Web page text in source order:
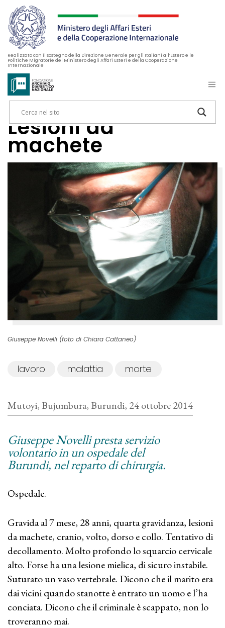
Realizzato con il sostegno della Direzione Generale per gli Italiani all’Estero e le
Politiche Migratorie del Ministero degli Affari Esteri e della Cooperazione
Internazionale
Lesioni da
machete
Giuseppe Novelli (foto di Chiara Cattaneo)
lavoro malattia morte
Mutoyi, Bujumbura, Burundi, 24 ottobre 2014
Giuseppe Novelli presta servizio
volontario in un ospedale del
Burundi, nel reparto di chirurgia.
Ospedale.
Gravida al 7 mese, 28 anni, quarta gravidanza, lesioni
da machete, cranio, volto, dorso e collo. Tentativo di
decollamento. Molto profondo lo squarcio cervicale
alto. Forse ha una lesione mielica, di sicuro instabile.
Suturato un vaso vertebrale. Dicono che il marito era
dai vicini quando stanotte è entrato un uomo e l’ha
conciata. Dicono che il criminale è scappato, non lo
troveranno mai.